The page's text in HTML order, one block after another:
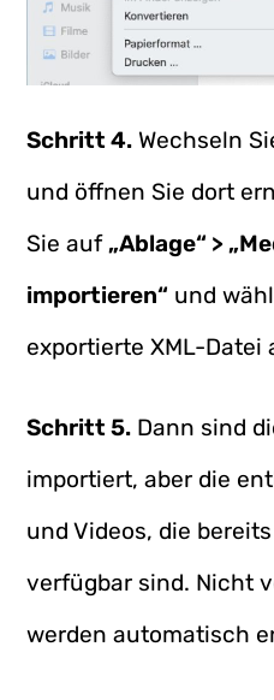
Schritt 4. Wechseln
und öffnen Sie dort
Sie auf „Ablage“ >
importieren“ und
exportierte XML-Datei
Schritt 5. Dann sind
importiert, aber die
und Videos, die
verfügbar sind. Nicht
werden automatisch